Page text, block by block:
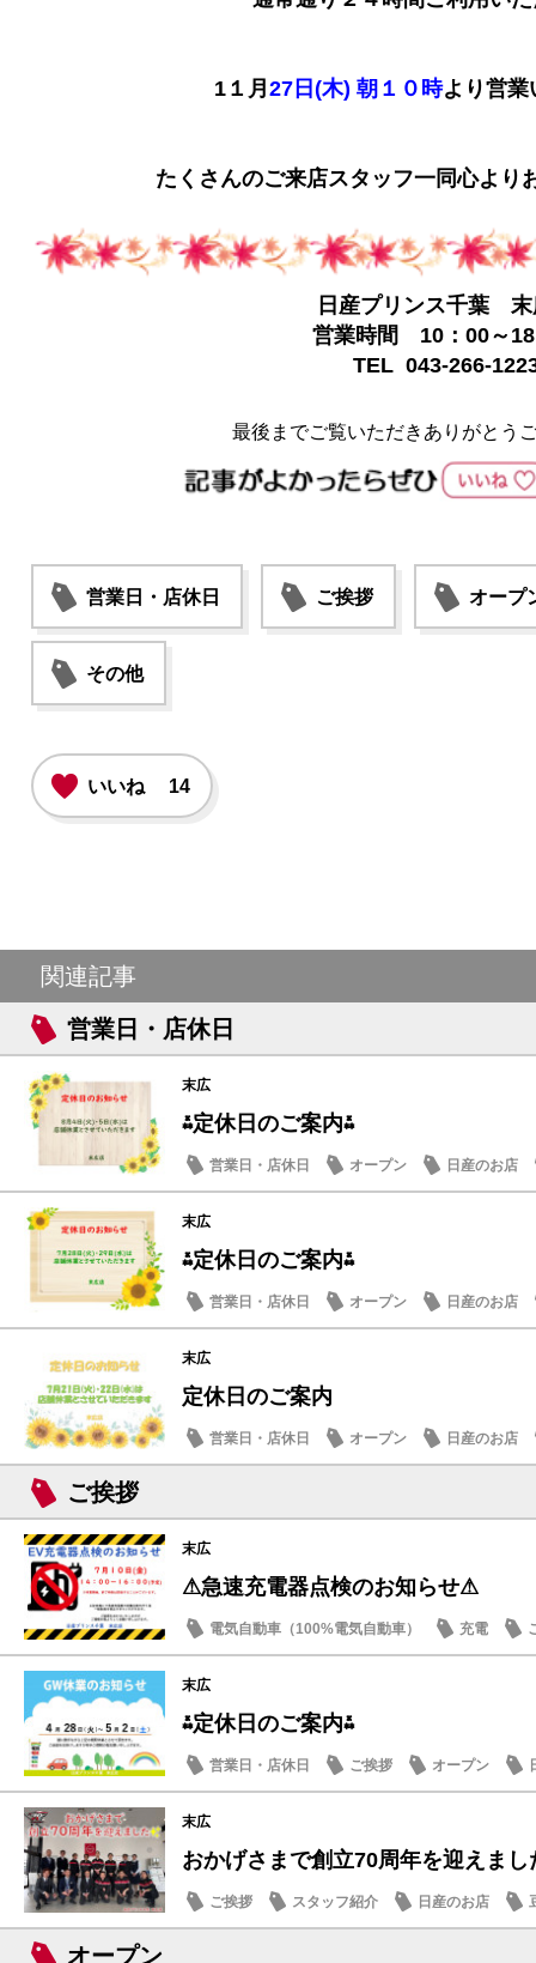
1１月 27日(木) 朝１０時より営業
たくさんのご来店スタッフ一同心よ
日産プリンス千葉 末
営業時間 10：00～
TEL 043-266-
最後までご覧いただきありがとう
営業日・店休日 ご挨拶 オープ
その他
いいね 14
関連記事
営業日・店休日
末広
⁂定休日のご案内⁂
営業日・店休日 オープン 日産のお店
末広
⁂定休日のご案内⁂
営業日・店休日 オープン 日産のお店
末広
定休日のご案内
営業日・店休日 オープン 日産のお店
ご挨拶
末広
⚠急速充電器点検のお知らせ⚠
電気自動車（100%電気自動車） 充電
末広
⁂定休日のご案内⁂
営業日・店休日 ご挨拶 オープン
末広
おかげさまで創立70周年を迎えまし
ご挨拶 スタッフ紹介 日産のお店
オープン